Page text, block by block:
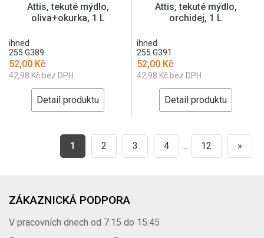
Attis, tekuté mýdlo,
oliva+okurka, 1 L
ihned
255.G389
52,00 Kč
42,98 Kč bez DPH
Detail produktu
Attis, tekuté mýdlo,
orchidej, 1 L
ihned
255.G391
52,00 Kč
42,98 Kč bez DPH
Detail produktu
1 2 3 4 … 12 »
ZÁKAZNICKÁ PODPORA
V pracovních dnech od 7:15 do 15:45